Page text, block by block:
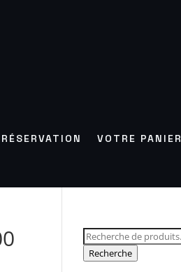
RÉSERVATION VOTRE PANIER
Recherche
pour :
Recherche